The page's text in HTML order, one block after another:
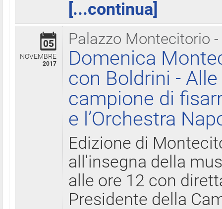
[...continua]
Palazzo Montecitorio
05
NOVEMBRE
2017
Domenica
con Boldrini -
campione di
e l’Orchestra
Edizione di
all'insegna della
alle ore 12 con
Presidente della